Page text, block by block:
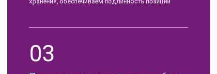
03